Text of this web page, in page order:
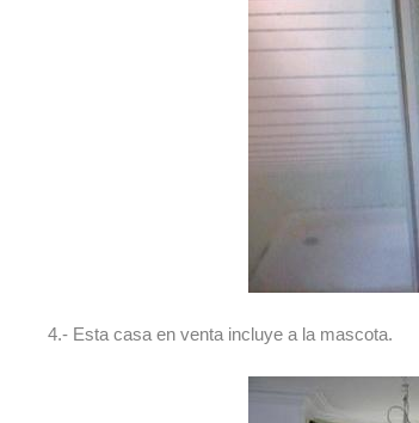
4.- Esta casa en venta incluye a la mascota.